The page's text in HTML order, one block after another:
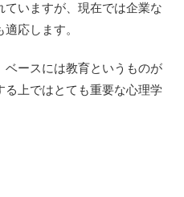
いますが、現在では企業な
応します。
ベースには教育というものが
る上ではとても重要な心理学